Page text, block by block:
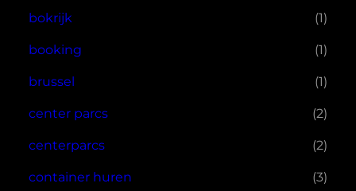
bokrijk (1)
booking (1)
brussel (1)
center parcs (2)
centerparcs (2)
container huren (3)